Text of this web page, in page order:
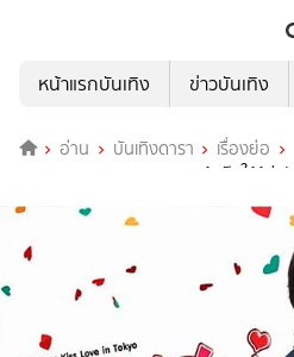
หน้าแรกบันเทิง
ข่าวบันเทิง
อ่าน บันเทิงดารา เรื่องย่อ
na Kiss-Love in Tokyo แกล้งจุ๊บให้รู้ว่ารัก